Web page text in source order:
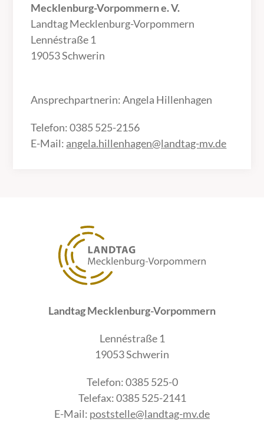
Mecklenburg-Vorpommern e. V.
Landtag Mecklenburg-Vorpommern
Lennéstraße 1
19053 Schwerin
Ansprechpartnerin: Angela Hillenhagen
Telefon: 0385 525-2156
E-Mail: angela.hillenhagen@landtag-mv.de
Landtag Mecklenburg-Vorpommern
Lennéstraße 1
19053 Schwerin
Telefon: 0385 525-0
Telefax: 0385 525-2141
E-Mail: poststelle@landtag-mv.de